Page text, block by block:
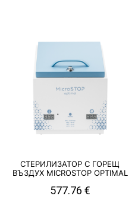
СТЕРИЛИЗАТОР С ГОРЕЩ
ВЪЗДУХ MICROSTOP OPTIMAL
577.76 €